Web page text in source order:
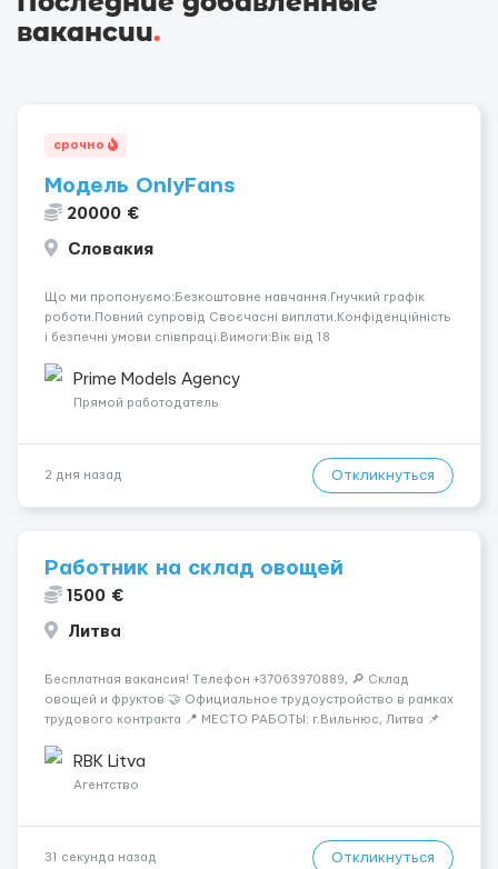
вакансии.
срочно
Модель OnlyFans
20000 €
Словакия
Що ми пропонуємо:Безкоштовне навчання.Гнучкий графік
роботи.Повний супровід Своєчасні виплати.Конфіденційність
і безпечні умови співпраці.Вимоги:Вік від 18
розвиватися.Досвід не обов’язковий.Якщо вас зацікавила
вакансія — залишайте відгук, і ми зв’яжемося ...
Prime Models Agency
Прямой работодатель
2 дня назад Откликнуться
Работник на склад овощей
1500 €
Литва
Бесплатная вакансия! Tелефон +37063970889, 🔎 Склад
овощей и фруктов 🤝 Официальное трудоустройство в рамках
трудового контракта 📍 МЕСТО РАБОТЫ: г.Вильнюс, Литва 📌
- медкомиссия 30 евро (с ЗП) - работа в темпе - разговорный
русский...
RBK Litva
Агентство
31 секунда назад Откликнуться